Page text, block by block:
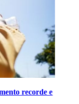
recorde e